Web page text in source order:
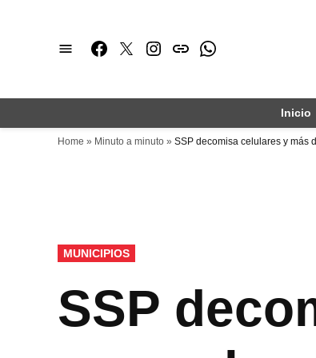
Facebook
TwitterInstagram
issuuWhatsapp
Inicio
Home » Minuto a minuto » SSP decomisa celulares y más
PUBLICADO
EN
MUNICIPIOS
SSP